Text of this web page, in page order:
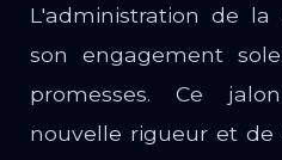
L'administration de la
son engagement
promesses. Ce
nouvelle rigueur et de